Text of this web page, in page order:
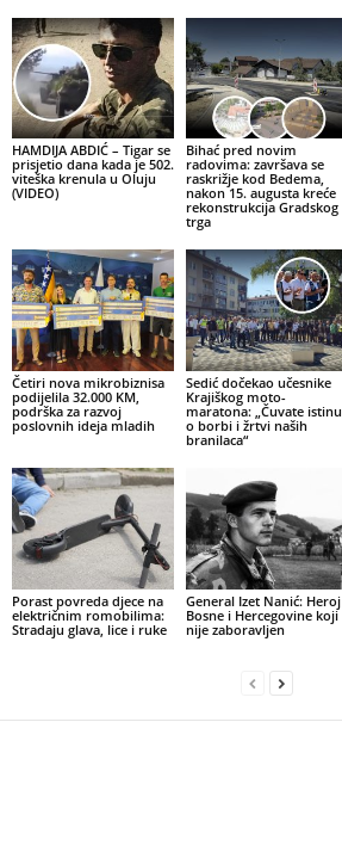
HAMDIJA ABDIĆ – Tigar se
prisjetio dana kada je 502.
viteška krenula u Oluju
(VIDEO)
Bihać pred novim
radovima: završava se
raskrižje kod Bedema,
nakon 15. augusta kreće
rekonstrukcija Gradskog
trga
Četiri nova mikrobiznisa
podijelila 32.000 KM,
podrška za razvoj
poslovnih ideja mladih
Sedić dočekao učesnike
Krajiškog moto-
maratona: „Čuvate istinu
o borbi i žrtvi naših
branilaca“
Porast povreda djece na
električnim romobilima:
Stradaju glava, lice i ruke
General Izet Nanić: Heroj
Bosne i Hercegovine koji
nije zaboravljen